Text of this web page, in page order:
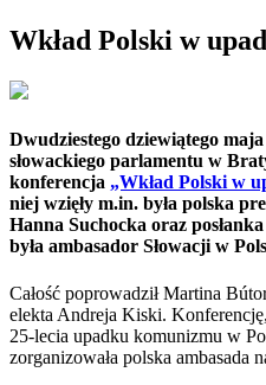
Wkład Polski w
Dwudziestego dziewiątego
słowackiego parlamentu w
konferencja „Wkład Polski w
niej wzięły m.in. była polska
Hanna Suchocka oraz
była ambasador Słowacji w
Całość poprowadził Martina
elekta Andreja Kiski.
25-lecia upadku komunizmu w
zorganizowała polska ambasada